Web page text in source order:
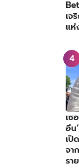
เจ
แห่
เซ
อึน
เปิ
จา
รา